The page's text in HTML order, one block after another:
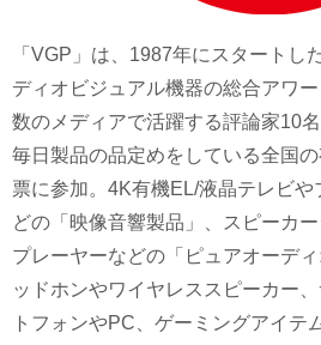
「VGP」は、1987年にスタートし
ディオビジュアル機器の総合アワ
数のメディアで活躍する評論家10
毎日製品の品定めをしている全国
票に参加。4K有機EL/液晶テレビ
どの「映像音響製品」、スピーカ
プレーヤーなどの「ピュアオーデ
ッドホンやワイヤレススピーカー
トフォンやPC、ゲーミングアイテ